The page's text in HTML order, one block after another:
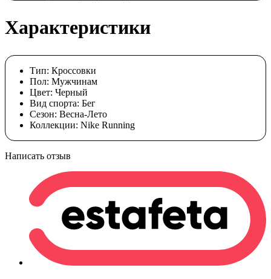
Характеристики
Тип: Кроссовки
Пол: Мужчинам
Цвет: Черный
Вид спорта: Бег
Сезон: Весна-Лето
Коллекции: Nike Running
Написать отзыв